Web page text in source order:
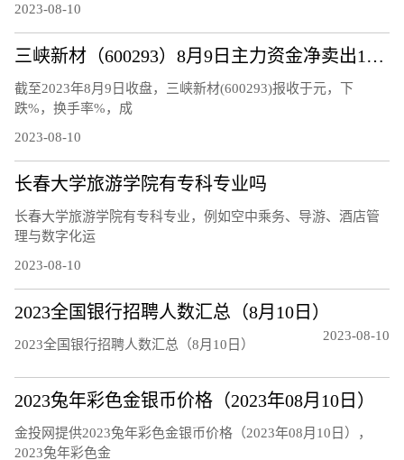
2023-08-10
三峡新材（600293）8月9日主力资金净卖出120.48万元
截至2023年8月9日收盘，三峡新材(600293)报收于元，下
跌%，换手率%，成
2023-08-10
长春大学旅游学院有专科专业吗
长春大学旅游学院有专科专业，例如空中乘务、导游、酒店管
理与数字化运
2023-08-10
2023全国银行招聘人数汇总（8月10日）
2023全国银行招聘人数汇总（8月10日）
2023-08-10
2023兔年彩色金银币价格（2023年08月10日）
金投网提供2023兔年彩色金银币价格（2023年08月10日），
2023兔年彩色金